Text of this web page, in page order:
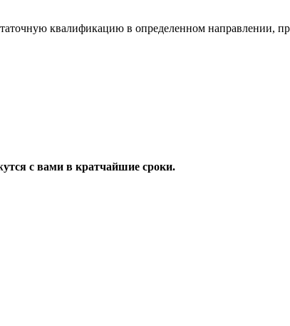
квалификацию в определенном направлении,
с вами в кратчайшие сроки.